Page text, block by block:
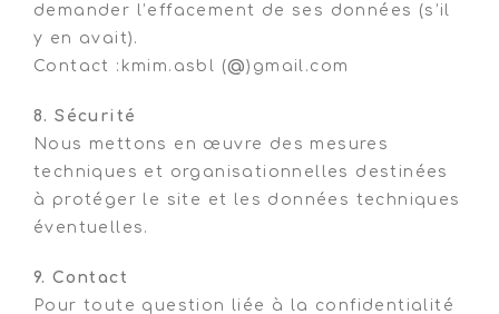
demander l’effacement de ses données (s’il
y en avait).
Contact :kmim.asbl (@)gmail.com
8. Sécurité
Nous mettons en œuvre des mesures
techniques et organisationnelles destinées
à protéger le site et les données techniques
éventuelles.
9. Contact
Pour toute question liée à la confidentialité